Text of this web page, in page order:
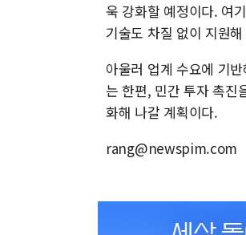
욱 강화할 예정이다. 여
기술도 차질 없이 지원
아울러 업계 수요에 기
는 한편, 민간 투자 촉진
화해 나갈 계획이다.
rang@newspim.com